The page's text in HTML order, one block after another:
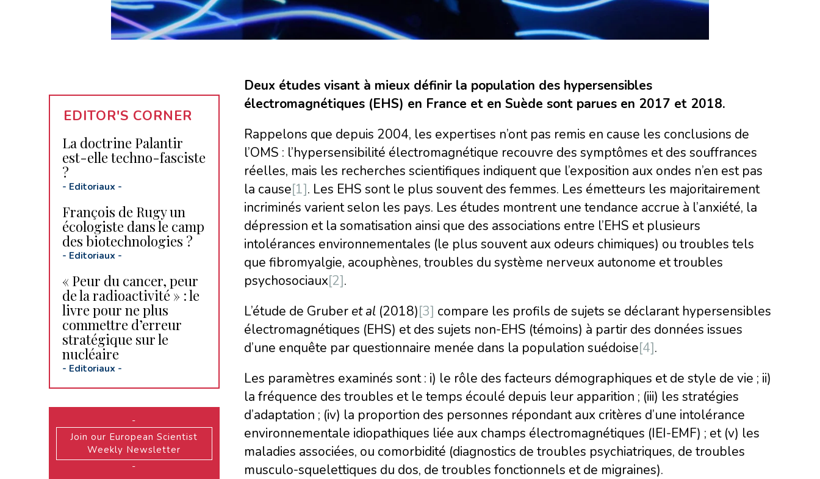
Deux études visant à mieux définir la population des hypersensibles
électromagnétiques (EHS) en France et en Suède sont parues en 2017 et 2018.
Rappelons que depuis 2004, les expertises n’ont pas remis en cause les conclusions de
l’OMS : l’hypersensibilité électromagnétique recouvre des symptômes et des souffrances
réelles, mais les recherches scientifiques indiquent que l’exposition aux ondes n’en est pas
la cause[1]. Les EHS sont le plus souvent des femmes. Les émetteurs les majoritairement
incriminés varient selon les pays. Les études montrent une tendance accrue à l’anxiété, la
dépression et la somatisation ainsi que des associations entre l’EHS et plusieurs
intolérances environnementales (le plus souvent aux odeurs chimiques) ou troubles tels
que fibromyalgie, acouphènes, troubles du système nerveux autonome et troubles
psychosociaux[2].
L’étude de Gruber et al(2018)[3] compare les profils de sujets se déclarant hypersensibles
électromagnétiques (EHS) et des sujets non-EHS (témoins) à partir des données issues
d’une enquête par questionnaire menée dans la population suédoise[4].
Les paramètres examinés sont : i) le rôle des facteurs démographiques et de style de vie ; ii)
la fréquence des troubles et le temps écoulé depuis leur apparition ; (iii) les stratégies
d’adaptation ; (iv) la proportion des personnes répondant aux critères d’une intolérance
environnementale idiopathiques liée aux champs électromagnétiques (IEI-EMF) ; et (v) les
maladies associées, ou comorbidité (diagnostics de troubles psychiatriques, de troubles
musculo-squelettiques du dos, de troubles fonctionnels et de migraines).
EDITOR'S CORNER
La doctrine Palantir
est-elle techno-fasciste
?
- Editoriaux -
François de Rugy un
écologiste dans le camp
des biotechnologies ?
- Editoriaux -
« Peur du cancer, peur
de la radioactivité » : le
livre pour ne plus
commettre d’erreur
stratégique sur le
nucléaire
- Editoriaux -
-
Join our European Scientist
Weekly Newsletter
-